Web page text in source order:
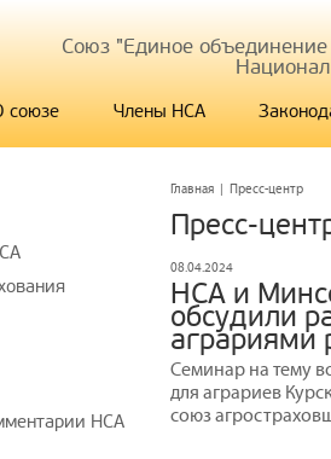
Союз "Единое
союзе Члены НСА
Главная | Пресс-центр
Пресс-
08.04.2024
НСА и
обсудили
аграриями
Семинар на тему
для аграриев
союз
НСА